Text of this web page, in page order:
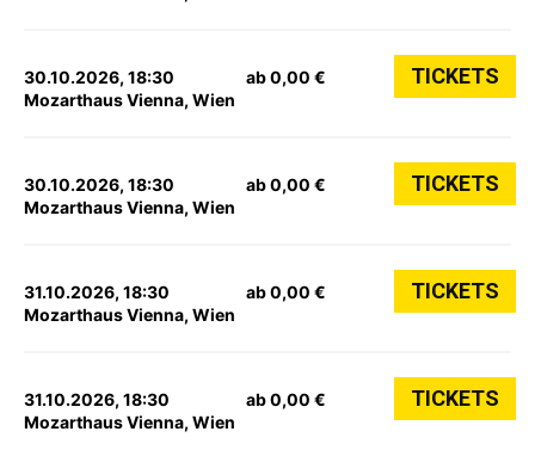
30.10.2026, 18:30
Mozarthaus Vienna, Wien
ab 0,00 € TICKETS
30.10.2026, 18:30
Mozarthaus Vienna, Wien
ab 0,00 € TICKETS
31.10.2026, 18:30
Mozarthaus Vienna, Wien
ab 0,00 € TICKETS
31.10.2026, 18:30
Mozarthaus Vienna, Wien
ab 0,00 € TICKETS